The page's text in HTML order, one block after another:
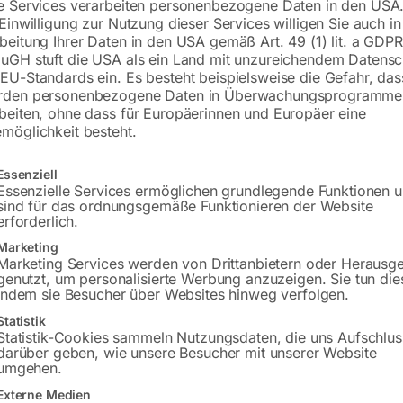
€5.760,00
inkl. MwSt. zzgl.Versandkosten
Lieferzeit:ca. 5 - 10 Werktage
Versandkosten Standard (Österreich):
Sie haben
Gerne
Anfrageformular
Services verarbeiten personenbezogene Daten in den
zur Nutzung dieser Services willigen Sie auch
Ihrer Daten in den USA gemäß Art. 49 (1) lit. a
stuft die USA als ein Land mit unzureichendem
Standards ein. Es besteht beispielsweise die Gefahr,
personenbezogene Daten in
ohne dass für Europäerinnen und Europäer eine
besteht.
eine Liste der Service-Gruppen, für die eine Einwilligung erteilt
Services ermöglichen grundlegende Funktionen
für das ordnungsgemäße Funktionieren der Website
Services werden von Drittanbietern oder
um personalisierte Werbung anzuzeigen. Sie tun
sie Besucher über Websites hinweg verfolgen.
Cookies sammeln Nutzungsdaten, die uns
geben, wie unsere Besucher mit unserer Website
Medien